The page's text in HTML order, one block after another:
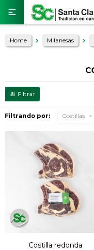

Home Milanesas
Filtrando por: Costillas
Costilla redonda